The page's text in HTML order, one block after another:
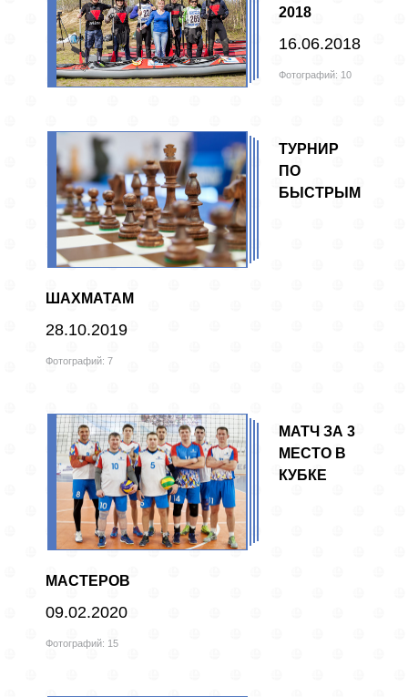
2018
16.06.2018
Фотографий: 10
ТУРНИР
ПО
БЫСТРЫМ
ШАХМАТАМ
28.10.2019
Фотографий: 7
МАТЧ ЗА 3
МЕСТО В
КУБКЕ
МАСТЕРОВ
09.02.2020
Фотографий: 15